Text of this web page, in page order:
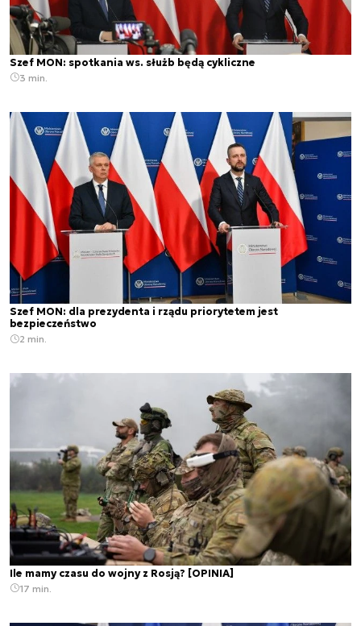
Szef MON: spotkania ws. służb będą cykliczne
3 min.
Szef MON: dla prezydenta i rządu priorytetem jest
bezpieczeństwo
2 min.
Ile mamy czasu do wojny z Rosją? [OPINIA]
17 min.